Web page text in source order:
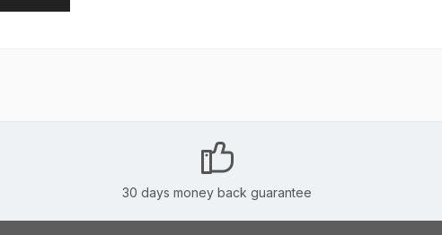
30 days money back guarantee